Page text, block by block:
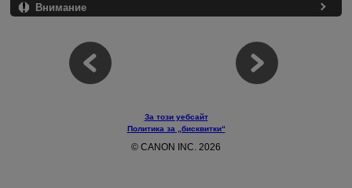
Внимание
За този уебсайт
Политика за „бисквитки“
© CANON INC. 2026